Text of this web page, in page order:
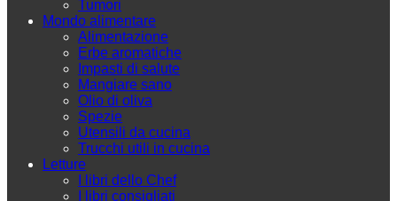
Tumori
Mondo alimentare
Alimentazione
Erbe aromatiche
Impasti di salute
Mangiare sano
Olio di oliva
Spezie
Utensili da cucina
Trucchi utili in cucina
Letture
I libri dello Chef
I libri consigliati